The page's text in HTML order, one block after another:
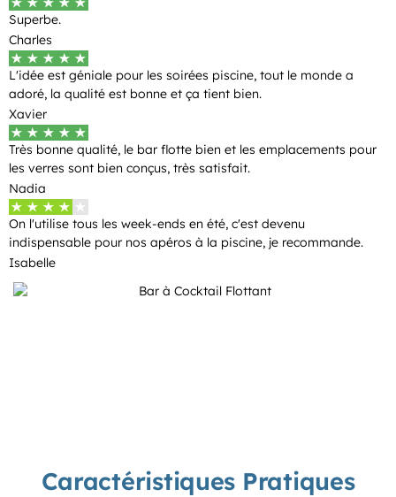
Superbe.
Charles
L'idée est géniale pour les soirées piscine, tout le monde a
adoré, la qualité est bonne et ça tient bien.
Xavier
Très bonne qualité, le bar flotte bien et les emplacements pour
les verres sont bien conçus, très satisfait.
Nadia
On l'utilise tous les week-ends en été, c'est devenu
indispensable pour nos apéros à la piscine, je recommande.
Isabelle
Caractéristiques Pratiques